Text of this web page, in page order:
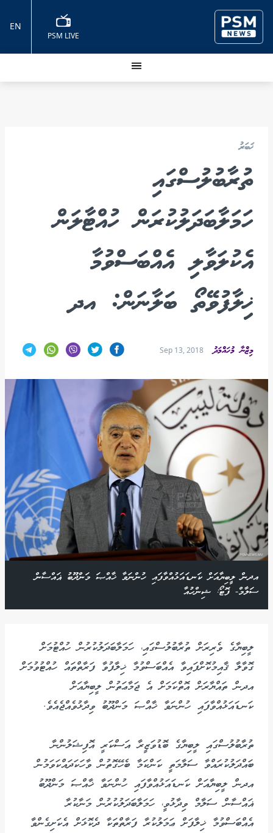
PSM LIVE
EN
ޚަބަރު
ތުރާބުލުސްގައި
ހަމަލާބަދަލުކުރަން ހުއްޓާލަން
އެކުލަވާލި އެއްބަސްވުމާ
ޚިލާފުވޭތޯ ބަލާނަން: އދ
މިޒްނާ މުހައްމަދު Sep 13, 2018
އދން ލީބިޔާއަށް ކަނޑައަޅުއްވާފައި ހުންނަވާ ޚާއްޞަ މަންދޫބު ޣައްސާން
ސަލާމް- ފޮޓޯ: ޝިންހުއާ
ލީބިޔާގެ ވެރިރަށް ތުރާބުލުސްގައި، ހަމަލާބަދަލުކުރުން ހުއްޓުމަށް
ގޮވާލާ ޤާއިމުކޮށްފައިވާ އެއްބަސްވުމާ ޚިލާފުވާ ފަރާތްތައް ހުއްޓުވުމަށް
އދން ތައްޔާރަށް އޮތްކަމަށް އެ ޖަމާޢަތުން ލީބިޔާއަށް
ކަނޑައަޅުއްވާފައި ހުންނަވާ ޚާއްޞަ މަންދޫބު ވިދާޅުވެއްޖެއެވެ.
ތުރާބުލުސްގައި ލީބިޔާގެ ބޮޑުވަޒީރާ އަސްކަރީ އޮފިޝަލުންނާ
ބައްދަލުކުރައްވާ ސަލާމަތީ ކަންކަމާ ބެހޭގޮތުން ވާހަކަދައްކަވަމުން
އދން ލީބިޔާއަށް ކަނޑައަޅުއްވާފައި ހުންނަވާ ޚާއްޞަ މަންދޫބު
ޣައްސާން ސަލާމް ވިދާޅުވީ، ހަމަލާބަދަލުކުރުން މަނާކުރާ
އެއްބަސްވުމާ ޚިލާފަށް ޢަމަލުކުރާ ފަރާތްތަކާ ދެކޮޅަށް އެކަށިގެންވާ